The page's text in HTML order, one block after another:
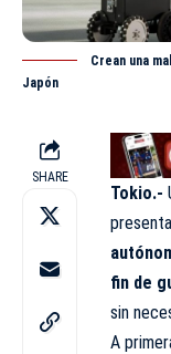
Crean una
Japón
SHARE
Tokio.-
fin de
sin
A